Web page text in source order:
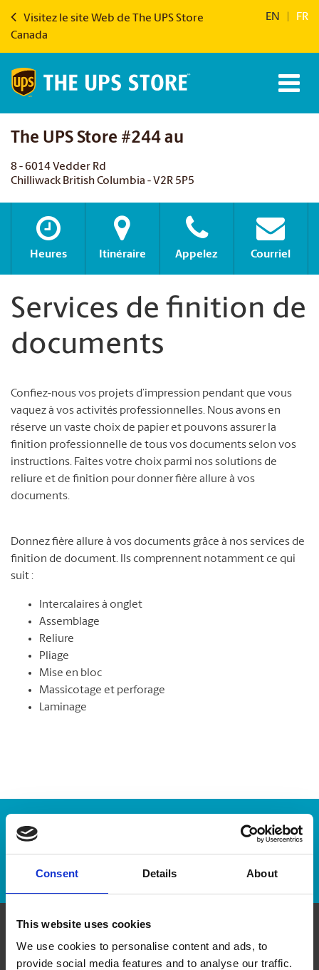
Consent Details About
This website uses cookies
We use cookies to personalise content and ads, to
provide social media features and to analyse our traffic.
Visitez le site Web de The UPS Store
Canada
EN FR
The UPS Store #244 au
8 - 6014 Vedder Rd
Chilliwack British Columbia - V2R 5P5
Heures Itinéraire Appelez Courriel
Services de finition de
documents
Confiez-nous vos projets d’impression pendant que vous
vaquez à vos activités professionnelles. Nous avons en
réserve un vaste choix de papier et pouvons assurer la
finition professionnelle de tous vos documents selon vos
instructions. Faites votre choix parmi nos solutions de
reliure et de finition pour donner fière allure à vos
documents.
Donnez fière allure à vos documents grâce à nos services de
finition de document. Ils comprennent notamment ce qui
suit :
Intercalaires à onglet
Assemblage
Reliure
Pliage
Mise en bloc
Massicotage et perforage
Laminage
Numéro de suivi :
Communiquer avec nous